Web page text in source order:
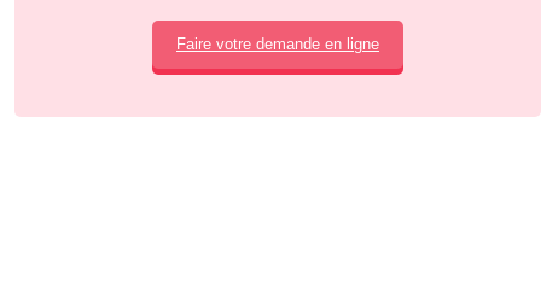
Faire votre demande en ligne